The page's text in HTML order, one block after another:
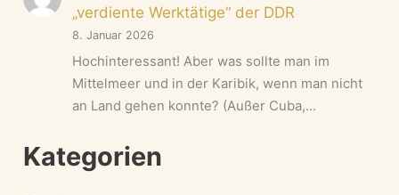
„verdiente Werktätige“ der DDR
8. Januar 2026
Hochinteressant! Aber was sollte man im
Mittelmeer und in der Karibik, wenn man nicht
an Land gehen konnte? (Außer Cuba,…
Kategorien